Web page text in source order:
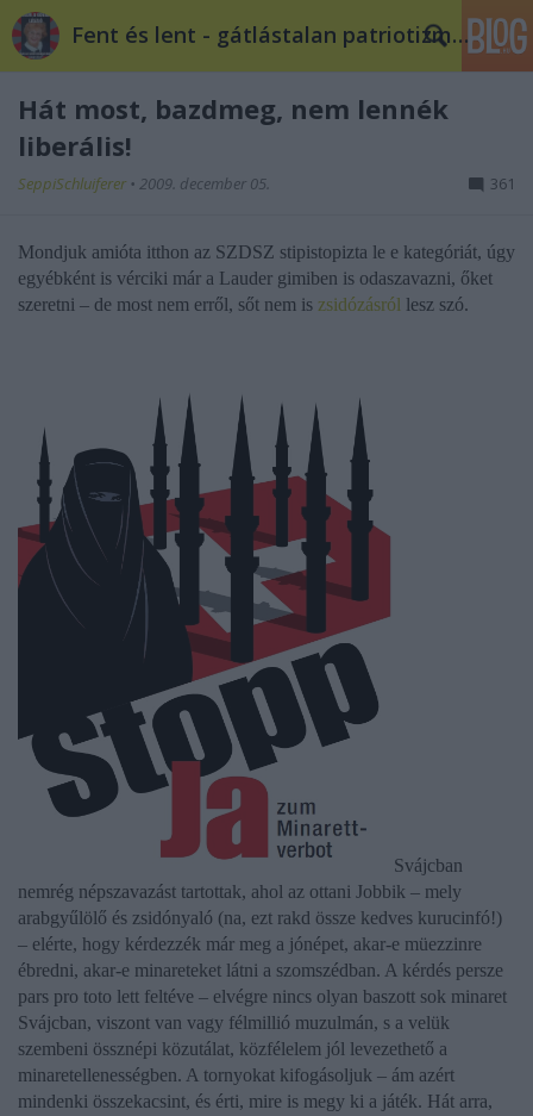
Fent és lent - gátlástalan patriotizmus
Hát most, bazdmeg, nem lennék
liberális!
SeppiSchluiferer • 2009. december 05. 361
Mondjuk amióta itthon az SZDSZ stipistopizta le e kategóriát, úgy
egyébként is vérciki már a Lauder gimiben is odaszavazni, őket
szeretni – de most nem erről, sőt nem is zsidózásról lesz szó.
Svájcban
nemrég népszavazást tartottak, ahol az ottani Jobbik – mely
arabgyűlölő és zsidónyaló (na, ezt rakd össze kedves kurucinfó!)
– elérte, hogy kérdezzék már meg a jónépet, akar-e müezzinre
ébredni, akar-e minareteket látni a szomszédban. A kérdés persze
pars pro toto lett feltéve – elvégre nincs olyan baszott sok minaret
Svájcban, viszont van vagy félmillió muzulmán, s a velük
szembeni össznépi közutálat, közfélelem jól levezethető a
minaretellenességben. A tornyokat kifogásoljuk – ám azért
mindenki összekacsint, és érti, mire is megy ki a játék. Hát arra,